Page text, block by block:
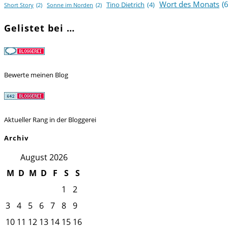
Short Story (2) Sonne im Norden (2) Tino Dietrich (4) Wort des Monats
Gelistet bei …
Bewerte meinen Blog
Aktueller Rang in der Bloggerei
Archiv
August 2026
M D M D F S
S
1
2
3 4 5 6 7 8 9
10 11 12 13 14 15 16